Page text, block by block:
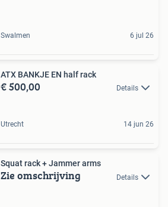
Swalmen 6 jul 26
ATX BANKJE EN half rack
€ 500,00 Details
Utrecht 14 jun 26
Squat rack + Jammer arms
Zie omschrijving Details